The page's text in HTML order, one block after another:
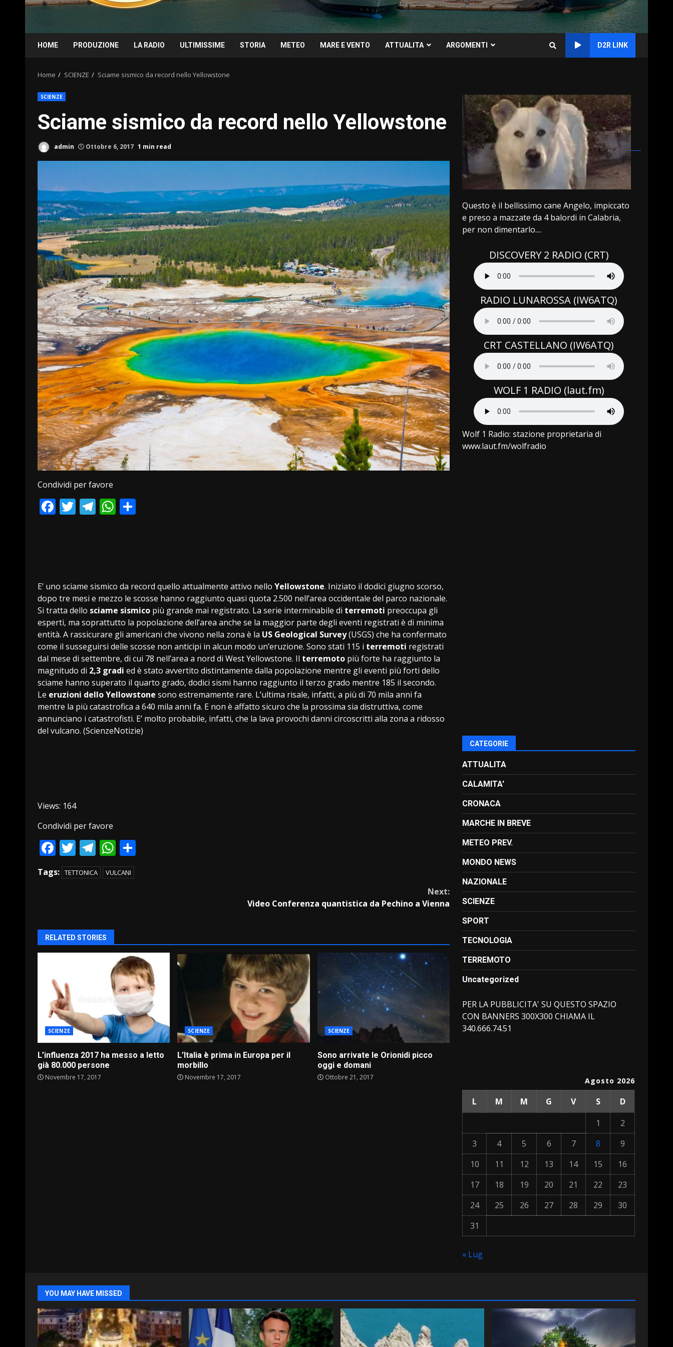
HOME PRODUZIONE LA RADIO ULTIMISSIME STORIA METEO MARE E VENTO ATTUALITA ARGOMENTI D2R LINK
Home SCIENZE Sciame sismico da record nello Yellowstone
SCIENZE
Sciame sismico da record nello Yellowstone
admin Ottobre 6, 2017 1 min read
Condividi per favore
Facebook
Twitter
Telegram
WhatsApp
E’ uno sciame sismico da record quello attualmente attivo nello Yellowstone. Iniziato il dodici giugno scorso,
dopo tre mesi e mezzo le scosse hanno raggiunto quasi quota 2.500 nell’area occidentale del parco nazionale.
Si tratta dello sciame sismico più grande mai registrato. La serie interminabile di terremoti preoccupa gli
esperti, ma soprattutto la popolazione dell’area anche se la maggior parte degli eventi registrati è di minima
entità. A rassicurare gli americani che vivono nella zona è la US Geological Survey(USGS) che ha confermato
come il susseguirsi delle scosse non anticipi in alcun modo un’eruzione. Sono stati 115 i terremoti registrati
dal mese di settembre, di cui 78 nell’area a nord di West Yellowstone. Il terremoto più forte ha raggiunto la
magnitudo di 2,3 gradi ed è stato avvertito distintamente dalla popolazione mentre gli eventi più forti dello
sciame hanno superato il quarto grado, dodici sismi hanno raggiunto il terzo grado mentre 185 il secondo.
Le eruzioni dello Yellowstone sono estremamente rare. L’ultima risale, infatti, a più di 70 mila anni fa
mentre la più catastrofica a 640 mila anni fa. E non è affatto sicuro che la prossima sia distruttiva, come
annunciano i catastrofisti. E’ molto probabile, infatti, che la lava provochi danni circoscritti alla zona a ridosso
del vulcano. (ScienzeNotizie)
Views: 164
Condividi per favore
Facebook
Twitter
Telegram
WhatsApp
Tags: TETTONICA VULCANI
Next:
Video Conferenza quantistica da Pechino a Vienna
RELATED STORIES
SCIENZE
L’influenza 2017 ha messo a letto
già 80.000 persone
Novembre 17, 2017
SCIENZE
L’Italia è prima in Europa per il
morbillo
Novembre 17, 2017
SCIENZE
Sono arrivate le Orionidi picco
oggi e domani
Ottobre 21, 2017
Questo è il bellissimo cane Angelo, impiccato
e preso a mazzate da 4 balordi in Calabria,
per non dimentarlo....
DISCOVERY 2 RADIO (CRT)
RADIO LUNAROSSA (IW6ATQ)
CRT CASTELLANO (IW6ATQ)
WOLF 1 RADIO (laut.fm)
Wolf 1 Radio: stazione proprietaria di
www.laut.fm/wolfradio
CATEGORIE
ATTUALITA
CALAMITA'
CRONACA
MARCHE IN BREVE
METEO PREV.
MONDO NEWS
NAZIONALE
SCIENZE
SPORT
TECNOLOGIA
TERREMOTO
Uncategorized
PER LA PUBBLICITA' SU QUESTO SPAZIO
CON BANNERS 300X300 CHIAMA IL
340.666.74.51
Agosto 2026
L M M G V S
D
1
2
3
4 5 6 7 8
9
10
11 12 13 14 15
16
17
18 19 20 21 22
23
24
25 26 27 28 29
30
31
« Lug
YOU MAY HAVE MISSED